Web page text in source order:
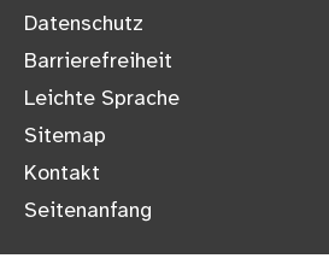
Datenschutz
Barrierefreiheit
Leichte Sprache
Sitemap
Kontakt
Seitenanfang